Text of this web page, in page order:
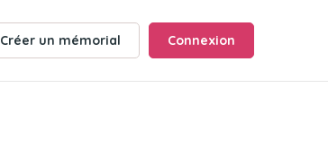
Créer un mémorial Connexion